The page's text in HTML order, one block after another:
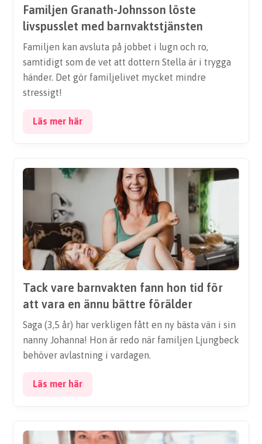
Familjen Granath-Johnsson löste
livspusslet med barnvaktstjänsten
Familjen kan avsluta på jobbet i lugn och ro,
samtidigt som de vet att dottern Stella är i trygga
händer. Det gör familjelivet mycket mindre
stressigt!
Läs mer här
Tack vare barnvakten fann hon tid för
att vara en ännu bättre förälder
Saga (3,5 år) har verkligen fått en ny bästa vän i sin
nanny Johanna! Hon är redo när familjen Ljungbeck
behöver avlastning i vardagen.
Läs mer här